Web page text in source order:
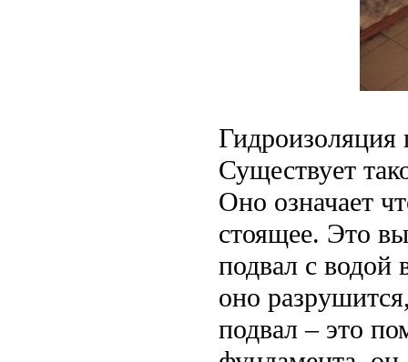
Гидроизоляция
Существует
Оно означает
стоящее. Это
подвал с водой
оно
подвал – это